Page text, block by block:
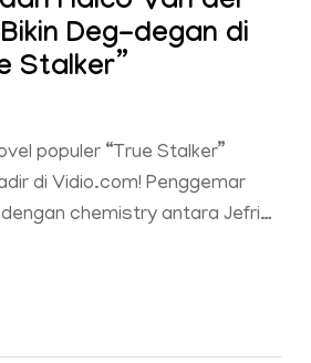
Deg-degan di
Stalker”
populer “True Stalker”
di Vidio.com! Penggemar
chemistry antara Jefri…